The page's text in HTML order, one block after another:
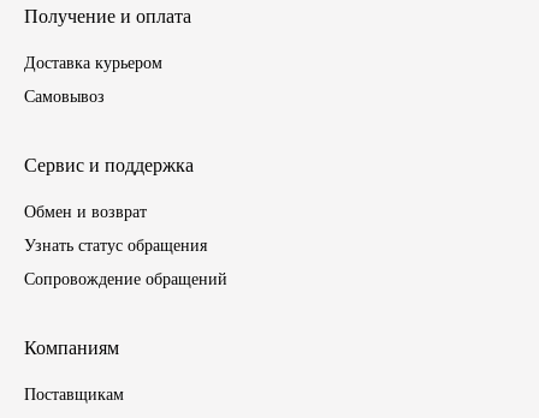
Автозапчасти
ЗИЛ
МАЗ
КАМАЗ
Получение и оплата
Доставка курьером
Самовывоз
Сервис и поддержка
Обмен и возврат
Узнать статус обращения
Сопровождение обращений
Компаниям
Поставщикам